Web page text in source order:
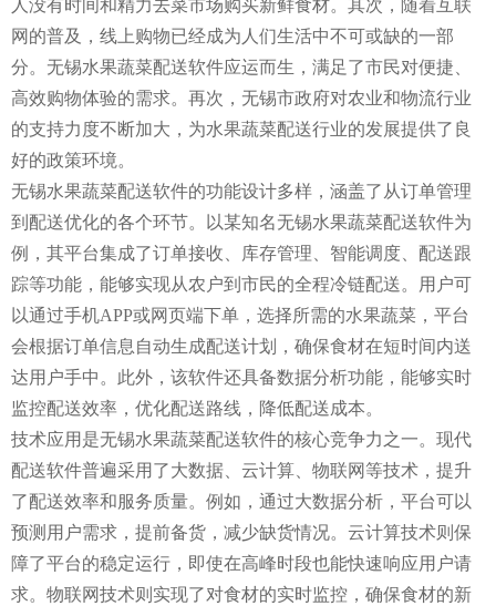
人没有时间和精力去菜市场购买新鲜食材。其次，随着互联
网的普及，线上购物已经成为人们生活中不可或缺的一部
分。无锡水果蔬菜配送软件应运而生，满足了市民对便捷、
高效购物体验的需求。再次，无锡市政府对农业和物流行业
的支持力度不断加大，为水果蔬菜配送行业的发展提供了良
好的政策环境。
无锡水果蔬菜配送软件的功能设计多样，涵盖了从订单管理
到配送优化的各个环节。以某知名无锡水果蔬菜配送软件为
例，其平台集成了订单接收、库存管理、智能调度、配送跟
踪等功能，能够实现从农户到市民的全程冷链配送。用户可
以通过手机APP或网页端下单，选择所需的水果蔬菜，平台
会根据订单信息自动生成配送计划，确保食材在短时间内送
达用户手中。此外，该软件还具备数据分析功能，能够实时
监控配送效率，优化配送路线，降低配送成本。
技术应用是无锡水果蔬菜配送软件的核心竞争力之一。现代
配送软件普遍采用了大数据、云计算、物联网等技术，提升
了配送效率和服务质量。例如，通过大数据分析，平台可以
预测用户需求，提前备货，减少缺货情况。云计算技术则保
障了平台的稳定运行，即使在高峰时段也能快速响应用户请
求。物联网技术则实现了对食材的实时监控，确保食材的新